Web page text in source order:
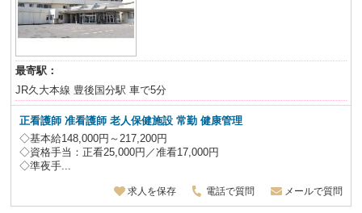
最寄駅：
JR久大本線 豊後国分駅 車で5分
正看護師 准看護師 老人保健施設常勤 健康管理
◇基本給148,000円～217,200円
◇資格手当：正看25,000円／准看17,000円
◇準夜手...
求人を保存 電話で質問 メールで質問